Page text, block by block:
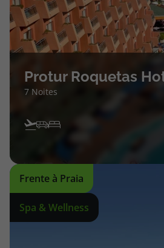
Protur Roquetas
7 Noites
Frente à Praia
Spa & Wellness